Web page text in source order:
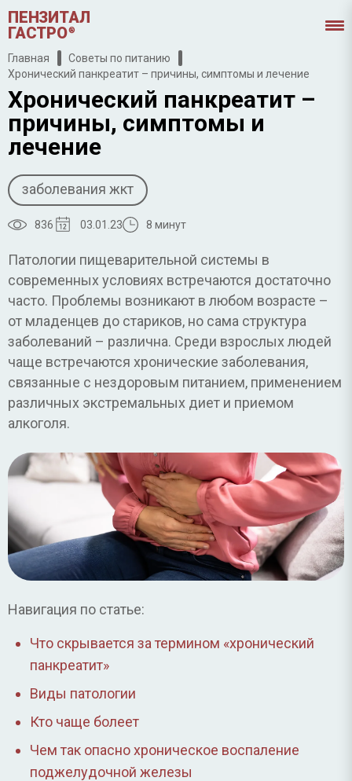
ПЕНЗИТАЛ
ГАСТРО®
Главная
Советы по питанию
Хронический панкреатит – причины, симптомы и лечение
Хронический панкреатит –
причины, симптомы и
лечение
заболевания жкт
836 03.01.23 8 минут
Патологии пищеварительной системы в
современных условиях встречаются достаточно
часто. Проблемы возникают в любом возрасте –
от младенцев до стариков, но сама структура
заболеваний – различна. Среди взрослых людей
чаще встречаются хронические заболевания,
связанные с нездоровым питанием, применением
различных экстремальных диет и приемом
алкоголя.
Навигация по статье:
Что скрывается за термином «хронический
панкреатит»
Виды патологии
Кто чаще болеет
Чем так опасно хроническое воспаление
поджелудочной железы